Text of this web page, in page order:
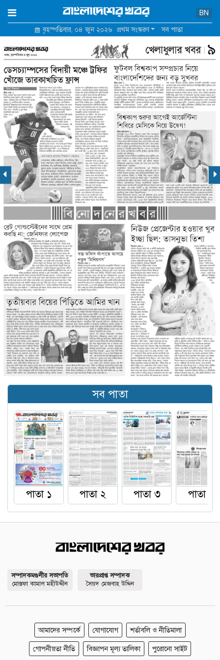
BN
বৃহস্পতিবার, ০৪ জুন ২০২৬ প্রথম সংস্করণ সব পাতা
সব পাতা
পাতা ১ পাতা ২ পাতা ৩ পাতা ৪
সম্পাদকমণ্ডলীর সভাপতি
মোস্তফা কামাল মহীউদ্দীন
ভারপ্রাপ্ত সম্পাদক
সৈয়দ মেজবাহ উদ্দিন
আমাদের সম্পর্কে যোগাযোগ শর্তাবলি ও নীতিমালা
গোপনীয়তা নীতি বিজ্ঞাপন মূল্য তালিকা পুরোনো সাইট
×
আমাদের সম্পর্কে
যোগাযোগ
শর্তাবলি ও নীতিমালা
গোপনীয়তা নীতি
বিজ্ঞাপন মূল্য তালিকা
পুরোনো সাইট